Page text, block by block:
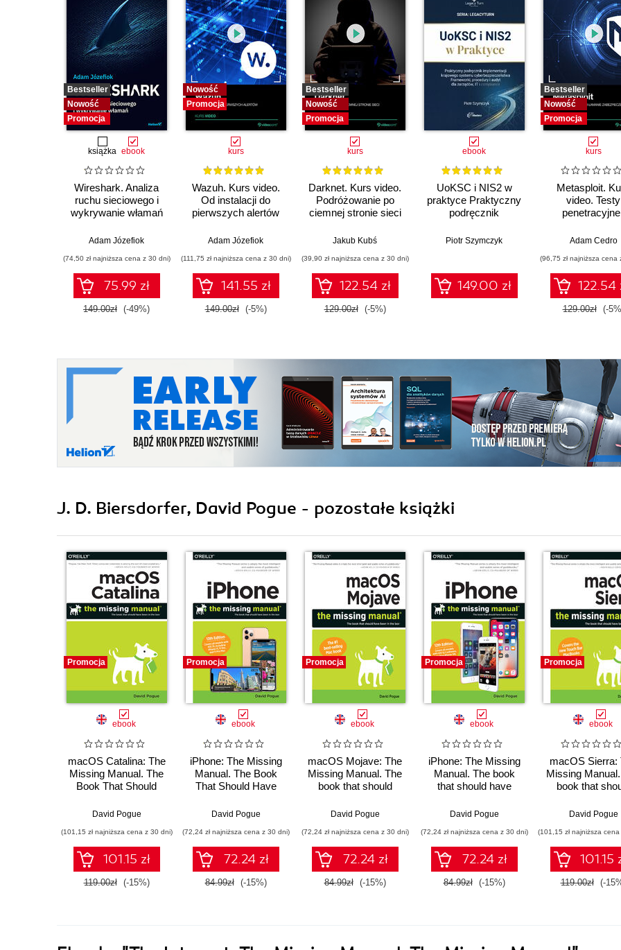
Bestseller
Nowość
Promocja
książka ebook
Wireshark. Analiza
ruchu sieciowego i
wykrywanie włamań
Adam Józefiok
(74,50 zł najniższa cena z 30 dni)
75.99 zł
149.00zł (-49%)
Nowość
Promocja
kurs
Wazuh. Kurs video.
Od instalacji do
pierwszych alertów
Adam Józefiok
(111,75 zł najniższa cena z 30 dni)
141.55 zł
149.00zł (-5%)
Bestseller
Nowość
Promocja
kurs
Darknet. Kurs video.
Podróżowanie po
ciemnej stronie sieci
Jakub Kubś
(39,90 zł najniższa cena z 30 dni)
122.54 zł
129.00zł (-5%)
ebook
UoKSC i NIS2 w
praktyce Praktyczny
podręcznik
Krajowego Systemu
procedury, audyt dla
zarządów, IT i
compliance
Piotr Szymczyk
149.00 zł
Bestseller
Nowość
Promocja
kurs
Metasploit.
video. Testy
zabezpieczeń
Adam Cedro
(96,75 zł najniższa cena
122.54
129.00zł (-
J. D. Biersdorfer, David Pogue - pozostałe książki
Promocja
ebook
macOS Catalina: The
Missing Manual. The
Book That Should
David Pogue
(101,15 zł najniższa cena z 30 dni)
101.15 zł
119.00zł (-15%)
Promocja
ebook
iPhone: The Missing
Manual. The Book
That Should Have
Edition
David Pogue
(72,24 zł najniższa cena z 30 dni)
72.24 zł
84.99zł (-15%)
Promocja
ebook
macOS Mojave: The
Missing Manual. The
book that should
David Pogue
(72,24 zł najniższa cena z 30 dni)
72.24 zł
84.99zł (-15%)
Promocja
ebook
iPhone: The Missing
Manual. The book
that should have
Edition
David Pogue
(72,24 zł najniższa cena z 30 dni)
72.24 zł
84.99zł (-15%)
Promocja
ebook
macOS Sierra:
Missing
book that
David Pogue
(101,15 zł najniższa
101.15
119.00zł (-